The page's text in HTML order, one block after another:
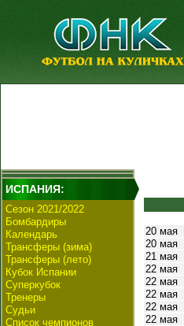
ИСПАНИЯ:
Сезон 2021/2022
Бомбардиры
Календарь
Трансферы (зима)
Трансферы (лето)
Кубок Испании
Суперкубок
Тренеры
Судьи
Список чемпионов
20 мая
20 мая
21 мая
22 мая
22 мая
22 мая
22 мая
22 мая